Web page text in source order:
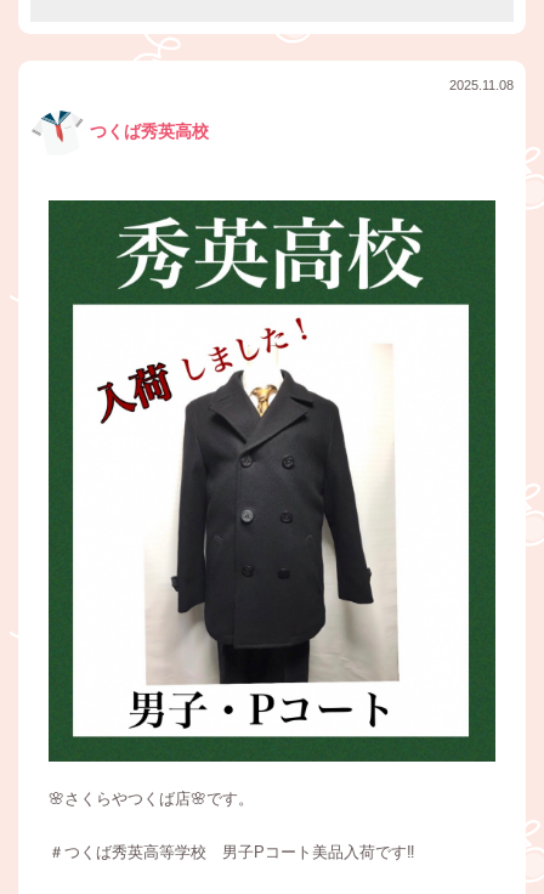
2025.11.08
つくば秀英高校
🌸さくらやつくば店🌸です。
＃つくば秀英高等学校 男子Pコート美品入荷です‼️